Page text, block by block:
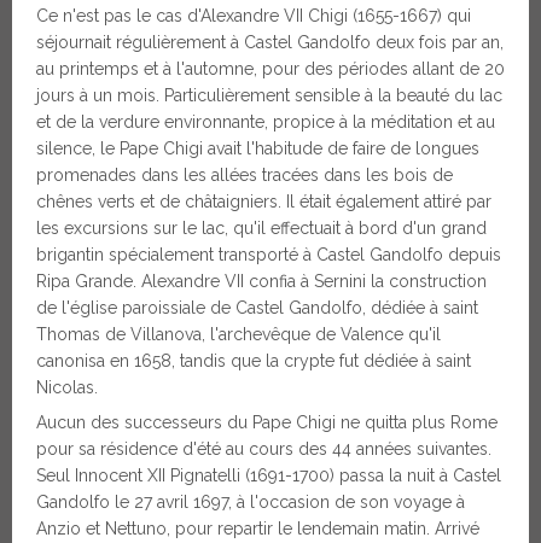
Ce n'est pas le cas d'Alexandre VII Chigi (1655-1667) qui
séjournait régulièrement à Castel Gandolfo deux fois par an,
au printemps et à l'automne, pour des périodes allant de 20
jours à un mois. Particulièrement sensible à la beauté du lac
et de la verdure environnante, propice à la méditation et au
silence, le Pape Chigi avait l'habitude de faire de longues
promenades dans les allées tracées dans les bois de
chênes verts et de châtaigniers. Il était également attiré par
les excursions sur le lac, qu'il effectuait à bord d'un grand
brigantin spécialement transporté à Castel Gandolfo depuis
Ripa Grande. Alexandre VII confia à Sernini la construction
de l'église paroissiale de Castel Gandolfo, dédiée à saint
Thomas de Villanova, l'archevêque de Valence qu'il
canonisa en 1658, tandis que la crypte fut dédiée à saint
Nicolas.
Aucun des successeurs du Pape Chigi ne quitta plus Rome
pour sa résidence d'été au cours des 44 années suivantes.
Seul Innocent XII Pignatelli (1691-1700) passa la nuit à Castel
Gandolfo le 27 avril 1697, à l'occasion de son voyage à
Anzio et Nettuno, pour repartir le lendemain matin. Arrivé